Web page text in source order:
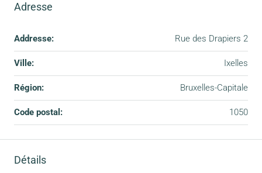
Adresse
Addresse: Rue des Drapiers 2
Ville: Ixelles
Région: Bruxelles-Capitale
Code postal: 1050
Détails